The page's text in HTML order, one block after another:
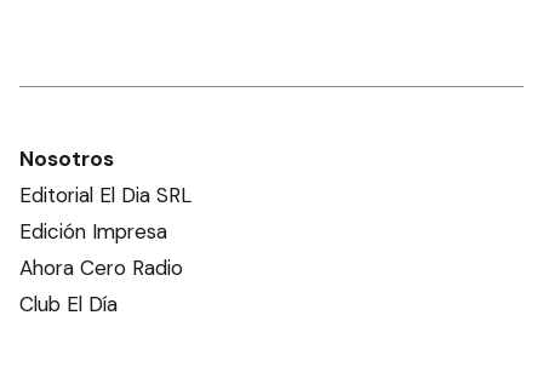
Nosotros
Editorial El Dia SRL
Edición Impresa
Ahora Cero Radio
Club El Día